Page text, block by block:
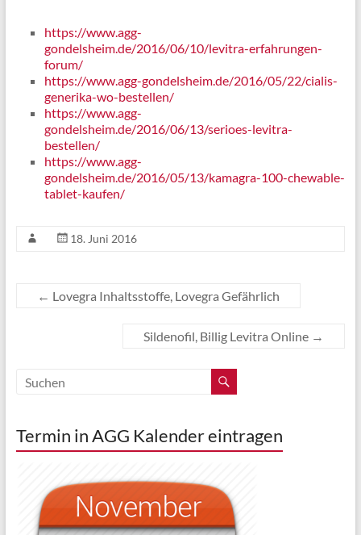
https://www.agg-
gondelsheim.de/2016/06/10/levitra-erfahrungen-
forum/
https://www.agg-gondelsheim.de/2016/05/22/cialis-
generika-wo-bestellen/
https://www.agg-
gondelsheim.de/2016/06/13/serioes-levitra-
bestellen/
https://www.agg-
gondelsheim.de/2016/05/13/kamagra-100-chewable-
tablet-kaufen/
18. Juni 2016
← Lovegra Inhaltsstoffe, Lovegra Gefährlich
Sildenofil, Billig Levitra Online →
Termin in AGG Kalender eintragen